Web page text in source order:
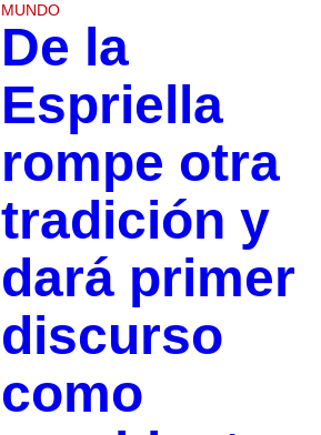
MUNDO
De la
Espriella
rompe otra
tradición y
dará primer
discurso
como